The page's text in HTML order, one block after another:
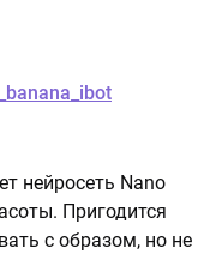
нейросеть Nano
Пригодится
с образом, но не